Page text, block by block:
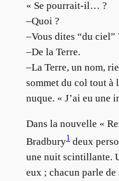
« Se pourrait-il… ?
–Quoi ?
–Vous dites “du ciel”
–De la Terre.
–La Terre, un nom,
sommet du col tout
nuque. « J’ai eu une
Dans la nouvelle «
Bradbury1deux
une nuit scintillante.
eux ; chacun parle de